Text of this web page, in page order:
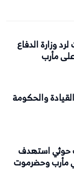
وزارة الدفاع
مأرب
والحكومة
قصف حوثي استهدف
مأرب وحضرموت